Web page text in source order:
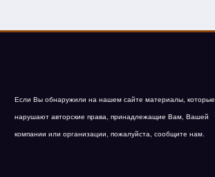
Если Вы обнаружили на нашем сайте материалы, которые
нарушают авторские права, принадлежащие Вам, Вашей
компании или организации, пожалуйста, сообщите нам.